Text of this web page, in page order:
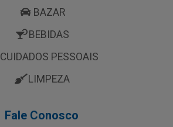
BAZAR
BEBIDAS
CUIDADOS PESSOAIS
LIMPEZA
Fale Conosco